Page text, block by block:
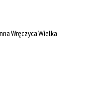
Wręczyca Wielka